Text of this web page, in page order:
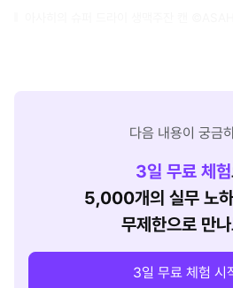
다음 내용이 궁금
3일 무료 체험
5,000개의 실무 노
무제한으로 만
3일 무료 체험 시